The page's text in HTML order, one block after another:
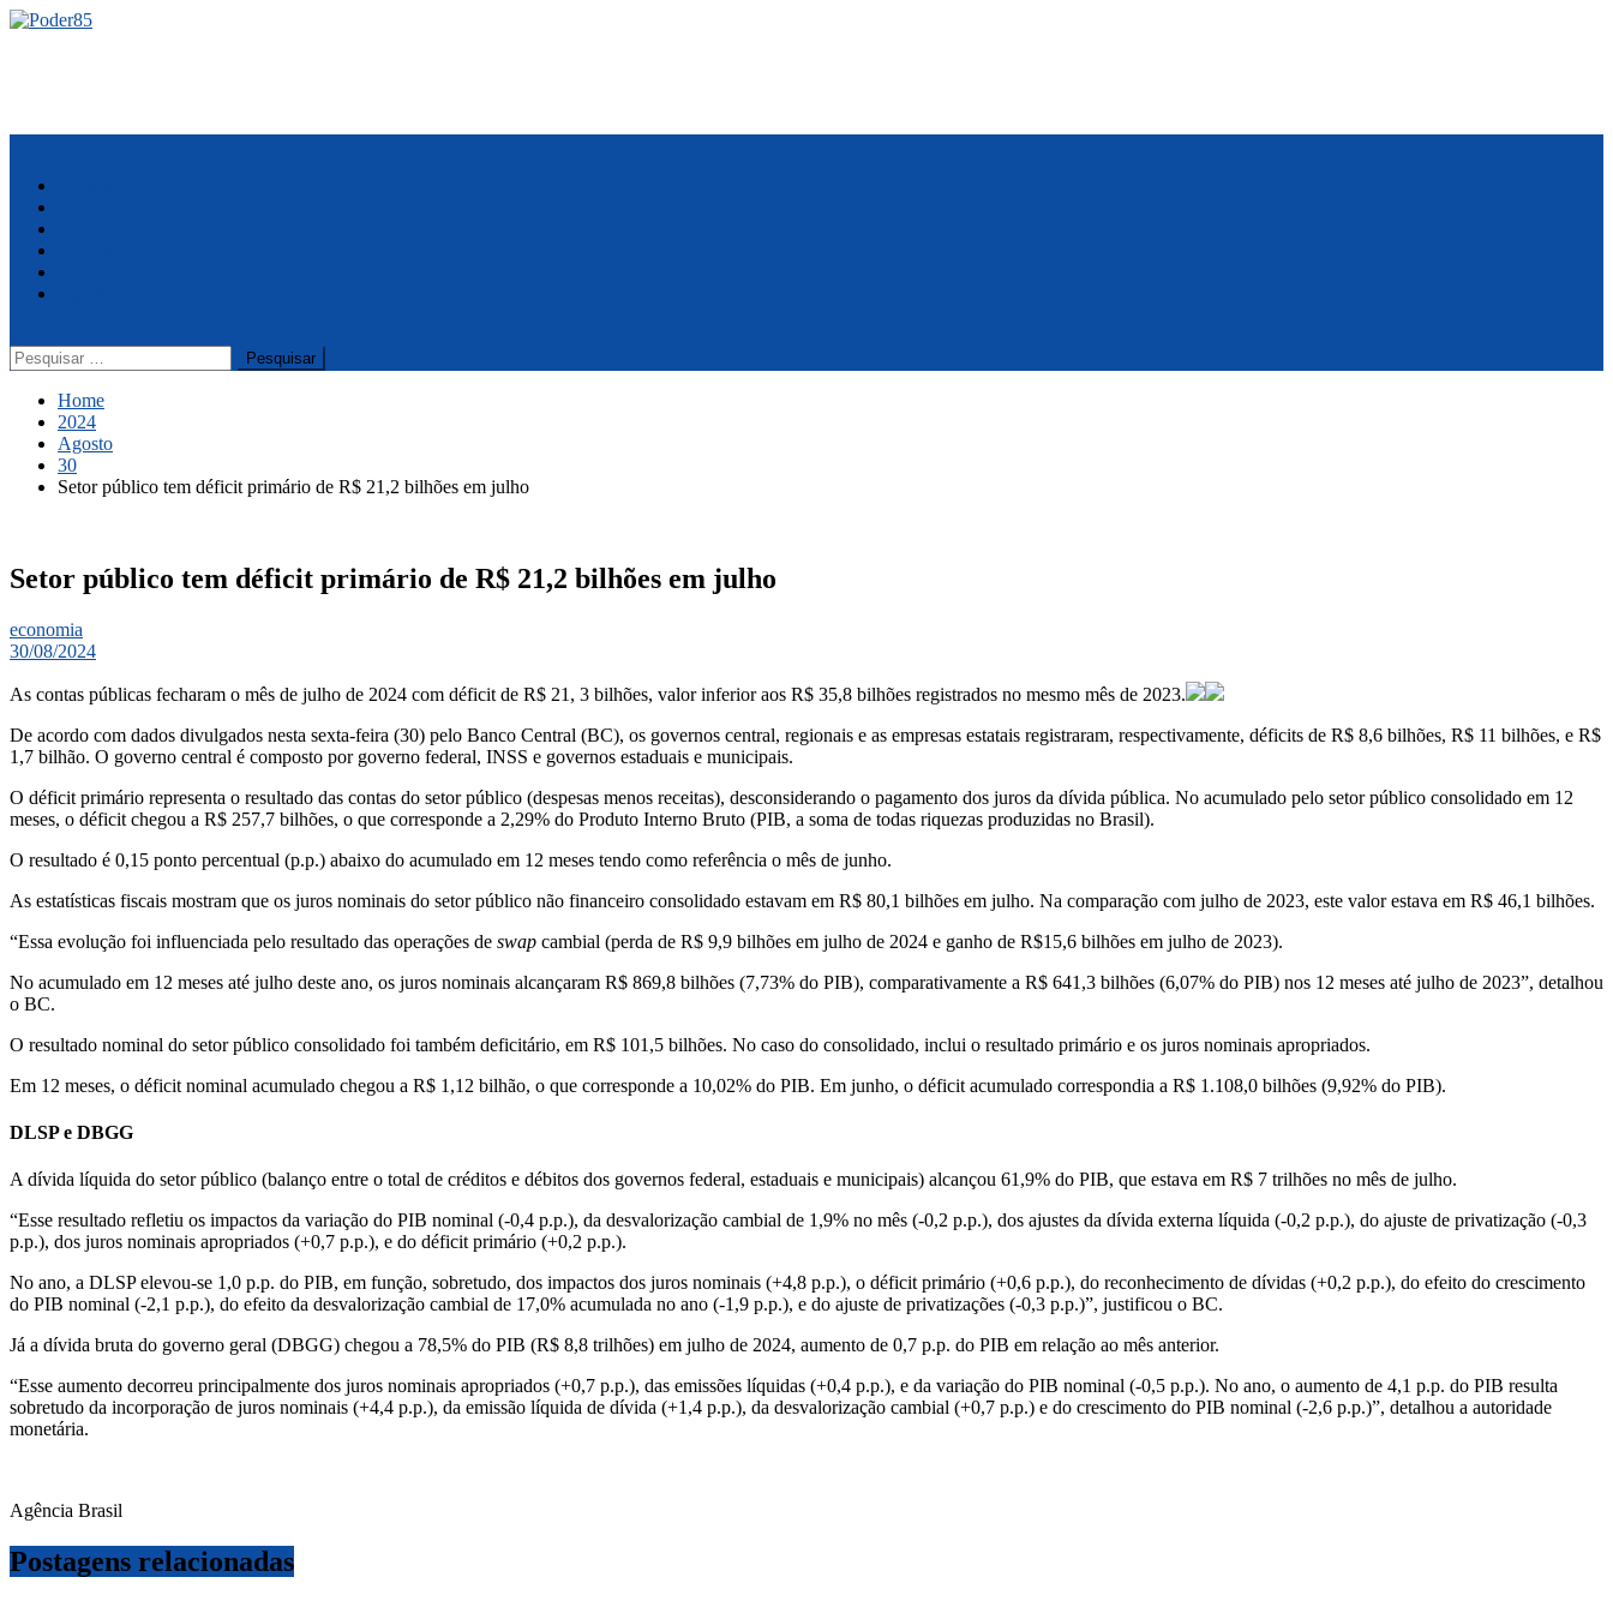
Skip
Pesquisar
por:
Home
2024
Agosto
30
Setor público tem déficit primário de R$ 21,2 bilhões em julho
Setor público tem déficit primário de R$ 21,2 bilhões em julho
economia
30/08/2024
As contas públicas fecharam o mês de julho de 2024 com déficit de R$ 21, 3 bilhões, valor inferior aos R$ 35,8 bilhões registrados no mesmo mês de 2023.
De acordo com dados divulgados nesta sexta-feira (30) pelo Banco Central (BC), os governos central, regionais e as empresas estatais registraram, respectivamente, déficits de R$ 8,6 bilhões, R$ 11 bilhões, e R$
1,7 bilhão. O governo central é composto por governo federal, INSS e governos estaduais e municipais.
O déficit primário representa o resultado das contas do setor público (despesas menos receitas), desconsiderando o pagamento dos juros da dívida pública. No acumulado pelo setor público consolidado em 12
meses, o déficit chegou a R$ 257,7 bilhões, o que corresponde a 2,29% do Produto Interno Bruto (PIB, a soma de todas riquezas produzidas no Brasil).
O resultado é 0,15 ponto percentual (p.p.) abaixo do acumulado em 12 meses tendo como referência o mês de junho.
As estatísticas fiscais mostram que os juros nominais do setor público não financeiro consolidado estavam em R$ 80,1 bilhões em julho. Na comparação com julho de 2023, este valor estava em R$ 46,1 bilhões.
“Essa evolução foi influenciada pelo resultado das operações de swap cambial (perda de R$ 9,9 bilhões em julho de 2024 e ganho de R$15,6 bilhões em julho de 2023).
No acumulado em 12 meses até julho deste ano, os juros nominais alcançaram R$ 869,8 bilhões (7,73% do PIB), comparativamente a R$ 641,3 bilhões (6,07% do PIB) nos 12 meses até julho de 2023”, detalhou
o BC.
O resultado nominal do setor público consolidado foi também deficitário, em R$ 101,5 bilhões. No caso do consolidado, inclui o resultado primário e os juros nominais apropriados.
Em 12 meses, o déficit nominal acumulado chegou a R$ 1,12 bilhão, o que corresponde a 10,02% do PIB. Em junho, o déficit acumulado correspondia a R$ 1.108,0 bilhões (9,92% do PIB).
DLSP e DBGG
A dívida líquida do setor público (balanço entre o total de créditos e débitos dos governos federal, estaduais e municipais) alcançou 61,9% do PIB, que estava em R$ 7 trilhões no mês de julho.
“Esse resultado refletiu os impactos da variação do PIB nominal (-0,4 p.p.), da desvalorização cambial de 1,9% no mês (-0,2 p.p.), dos ajustes da dívida externa líquida (-0,2 p.p.), do ajuste de privatização (-0,3
p.p.), dos juros nominais apropriados (+0,7 p.p.), e do déficit primário (+0,2 p.p.).
No ano, a DLSP elevou-se 1,0 p.p. do PIB, em função, sobretudo, dos impactos dos juros nominais (+4,8 p.p.), o déficit primário (+0,6 p.p.), do reconhecimento de dívidas (+0,2 p.p.), do efeito do crescimento
do PIB nominal (-2,1 p.p.), do efeito da desvalorização cambial de 17,0% acumulada no ano (-1,9 p.p.), e do ajuste de privatizações (-0,3 p.p.)”, justificou o BC.
Já a dívida bruta do governo geral (DBGG) chegou a 78,5% do PIB (R$ 8,8 trilhões) em julho de 2024, aumento de 0,7 p.p. do PIB em relação ao mês anterior.
“Esse aumento decorreu principalmente dos juros nominais apropriados (+0,7 p.p.), das emissões líquidas (+0,4 p.p.), e da variação do PIB nominal (-0,5 p.p.). No ano, o aumento de 4,1 p.p. do PIB resulta
sobretudo da incorporação de juros nominais (+4,4 p.p.), da emissão líquida de dívida (+1,4 p.p.), da desvalorização cambial (+0,7 p.p.) e do crescimento do PIB nominal (-2,6 p.p.)”, detalhou a autoridade
monetária.
Agência Brasil
Postagens relacionadas